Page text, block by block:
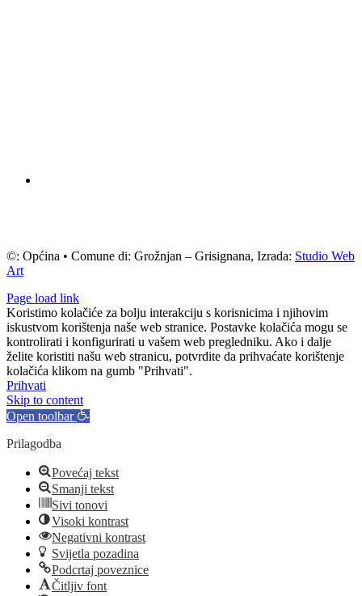
©: Općina • Comune di: Grožnjan – Grisignana, Izrada: Studio Web
Art
Page load link
Koristimo kolačiće za bolju interakciju s korisnicima i njihovim
iskustvom korištenja naše web stranice. Postavke kolačića mogu se
kontrolirati i konfigurirati u vašem web pregledniku. Ako i dalje
želite koristiti našu web stranicu, potvrdite da prihvaćate korištenje
kolačića klikom na gumb "Prihvati".
Prihvati
Skip to content
Open toolbar
Prilagodba
Povećaj tekst
Smanji tekst
Sivi tonovi
Visoki kontrast
Negativni kontrast
Svijetla pozadina
Podcrtaj poveznice
Čitljiv font